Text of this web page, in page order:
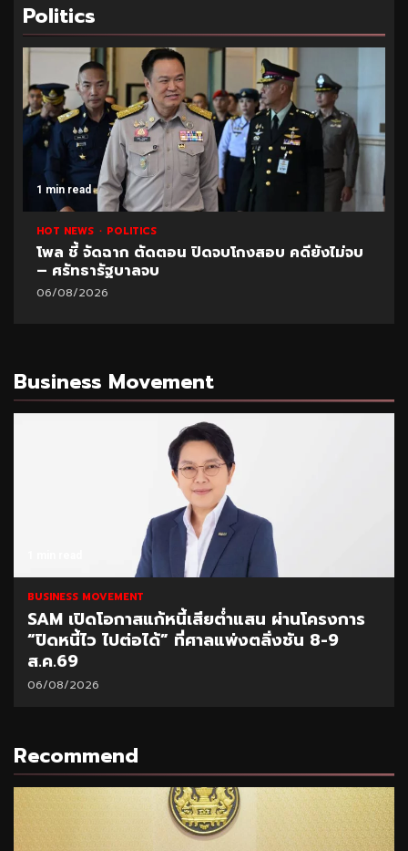
Politics
1 min read
HOT NEWS POLITICS
โพล ชี้ จัดฉาก ตัดตอน ปิดจบโกงสอบ คดียังไม่จบ
– ศรัทธารัฐบาลจบ
06/08/2026
Business Movement
BUSINESS MOVEMENT
SAM เปิดโอกาสแก้หนี้เสียต่ำแสน ผ่านโครงการ
“ปิดหนี้ไว ไปต่อได้” ที่ศาลแพ่งตลิ่งชัน 8-9
ส.ค.69
06/08/2026
Recommend